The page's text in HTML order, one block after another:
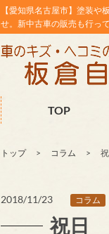
【愛知県名古屋市】塗装
せ。新中古車の販売も行っ
TOP
トップ コラム
2018/11/23 コラム
祝日